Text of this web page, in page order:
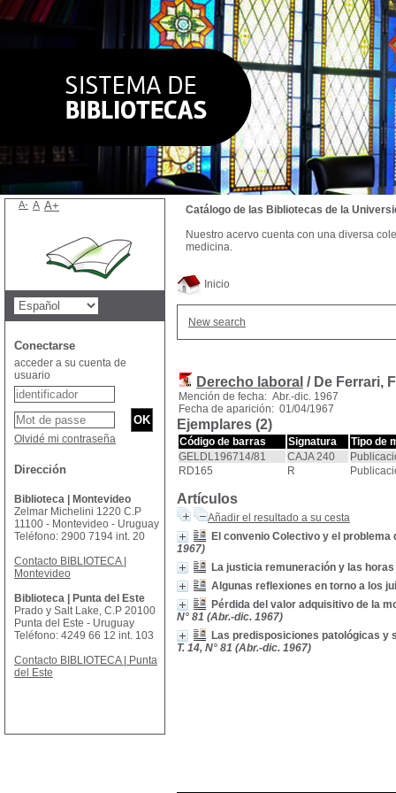
Inicio
New search
Derecho laboral / De Ferrari,
Mención de fecha: Abr.-dic. 1967
Fecha de aparición: 01/04/1967
Ejemplares (2)
Código de barras Signatura
Tipo de
GELDL196714/81
CAJA 240
RD165
R
Artículos
Añadir el resultado a su cesta
El convenio Colectivo y el problema
1967)
La justicia remuneración y las
Algunas reflexiones en torno a los
Pérdida del valor adquisitivo de la
N° 81 (Abr.-dic. 1967)
Las predisposiciones patológicas y
T. 14, N° 81 (Abr.-dic. 1967)
Catálogo de las Bibliotecas de la
Nuestro acervo cuenta con una diversa
medicina.
A- A A+
Conectarse
acceder a su cuenta de
usuario
Olvidé mi contraseña
Dirección
Biblioteca | Montevideo
Zelmar Michelini 1220 C.P
11100 - Montevideo - Uruguay
Teléfono: 2900 7194 int. 20
Contacto BIBLIOTECA |
Montevideo
Biblioteca | Punta del Este
Prado y Salt Lake, C.P 20100
Punta del Este - Uruguay
Teléfono: 4249 66 12 int. 103
Contacto BIBLIOTECA | Punta
del Este